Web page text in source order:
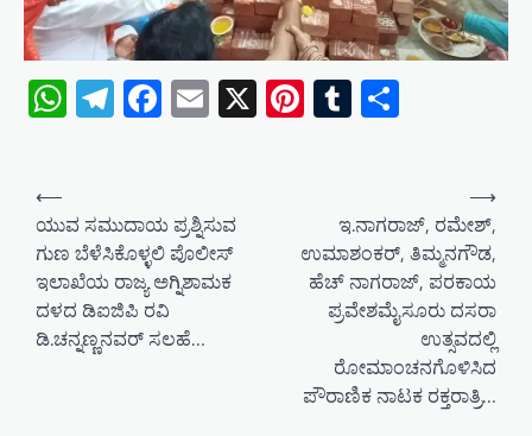
WhatsApp
Telegram
Facebook
Email
X Pinterest
Tumblr
⟵
ಯುವ ಸಮುದಾಯ ಪ್ರಶ್ನಿಸುವ
ಗುಣ ಬೆಳೆಸಿಕೊಳ್ಳಲಿ ಪೊಲೀಸ್
ಇಲಾಖೆಯ ರಾಜ್ಯ ಅಗ್ನಿಶಾಮಕ
ದಳದ ಡಿಐಜಿಪಿ ರವಿ
ಡಿ.ಚನ್ನಣ್ಣನವರ್ ಸಲಹೆ…
ಇ.ನಾಗರಾಜ್, ರಮೇಶ್,
ಉಮಾಶಂಕರ್, ತಿಮ್ಮನಗೌಡ,
ಹೆಚ್ ನಾಗರಾಜ್, ಪರಕಾಯ
ಪ್ರವೇಶಮೈಸೂರು ದಸರಾ
ಉತ್ಸವದಲ್ಲಿ
ರೋಮಾಂಚನಗೊಳಿಸಿದ
ಪೌರಾಣಿಕ ನಾಟಕ ರಕ್ತರಾತ್ರಿ…
⟶